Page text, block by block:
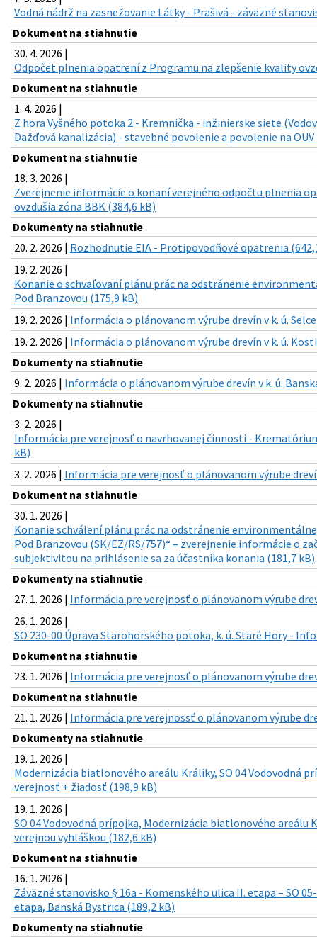
Vodná nádrž na zasnežovanie Látky - Prašivá - záväzné
Dokument na stiahnutie
30. 4. 2026 |
Odpočet plnenia opatrení z Programu na zlepšenie kvality
Dokument na stiahnutie
1. 4. 2026 |
Z hora Vyšného potoka 2 - Kremnička - inžinierske siete
Dažďová kanalizácia) - stavebné povolenie a povolenie na OUV
Dokument na stiahnutie
18. 3. 2026 |
Zverejnenie informácie o konaní verejného odpočtu plnenia
ovzdušia zóna BBK (384,6 kB)
Dokumenty na stiahnutie
20. 2. 2026 | Rozhodnutie EIA - Protipovodňové opatrenia
19. 2. 2026 |
Konanie o schvaľovaní plánu prác na odstránenie
Pod Branzovou (175,9 kB)
19. 2. 2026 | Informácia o plánovanom výrube drevín v k. ú.
19. 2. 2026 | Informácia o plánovanom výrube drevín v k. ú.
Dokumenty na stiahnutie
9. 2. 2026 | Informácia o plánovanom výrube drevín v k. ú.
Dokumenty na stiahnutie
3. 2. 2026 |
Informácia pre verejnosť o navrhovanej činnosti -
kB)
3. 2. 2026 | Informácia pre verejnosť o plánovanom výrube
Dokument na stiahnutie
30. 1. 2026 |
Konanie schválení plánu prác na odstránenie
Pod Branzovou (SK/EZ/RS/757)“ – zverejnenie informácie o
subjektivitou na prihlásenie sa za účastníka konania (181,7 kB)
Dokumenty na stiahnutie
27. 1. 2026 | Informácia pre verejnosť o plánovanom výrube
26. 1. 2026 |
SO 230-00 Úprava Starohorského potoka, k. ú. Staré Hory -
Dokument na stiahnutie
23. 1. 2026 | Informácia pre verejnosť o plánovanom výrube
Dokument na stiahnutie
21. 1. 2026 | Informácia pre verejnossť o plánovanom výrube
Dokumenty na stiahnutie
19. 1. 2026 |
Modernizácia biatlonového areálu Králiky, SO 04 Vodovodná
verejnosť + žiadosť (198,9 kB)
19. 1. 2026 |
SO 04 Vodovodná prípojka, Modernizácia biatlonového areálu
verejnou vyhláškou (182,6 kB)
Dokument na stiahnutie
16. 1. 2026 |
Záväzné stanovisko § 16a - Komenského ulica II. etapa – SO
etapa, Banská Bystrica (189,2 kB)
Dokumenty na stiahnutie